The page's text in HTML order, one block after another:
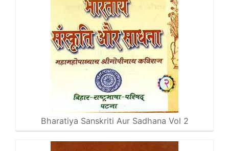
Bharatiya Sanskriti Aur Sadhana Vol 2